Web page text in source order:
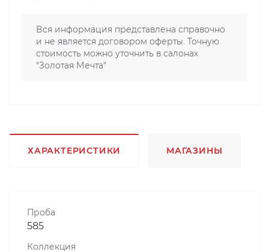
Вся информация представлена справочно
и не является договором оферты. Точную
стоимость можно уточнить в салонах
"Золотая Мечта"
ХАРАКТЕРИСТИКИ МАГАЗИНЫ
Проба
585
Коллекция